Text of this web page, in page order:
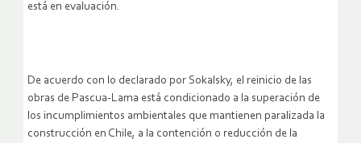
está en evaluación.
De acuerdo con lo declarado por Sokalsky, el reinicio de las
obras de Pascua-Lama está condicionado a la superación de
los incumplimientos ambientales que mantienen paralizada la
construcción en Chile, a la contención o reducción de la